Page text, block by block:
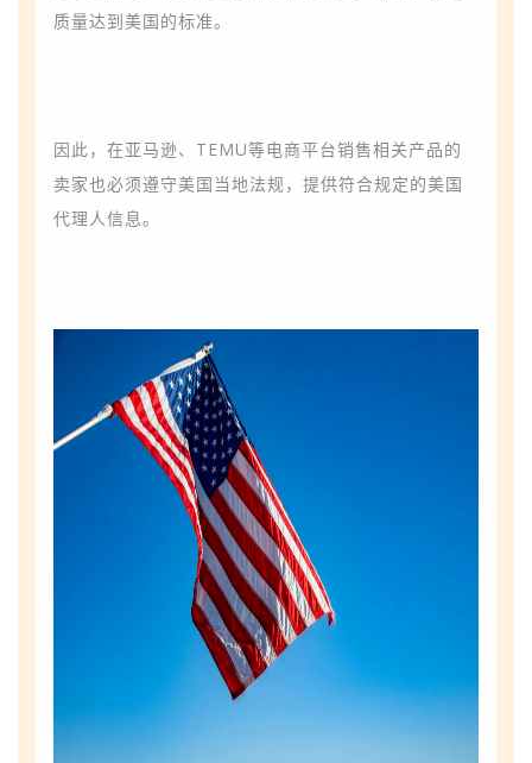
质量达到美国的标准。
因此，在亚马逊、TEMU等电商平台销售相关产品的
卖家也必须遵守美国当地法规，提供符合规定的美国
代理人信息。